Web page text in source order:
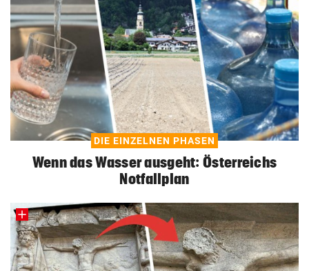
DIE EINZELNEN PHASEN
Wenn das Wasser ausgeht: Österreichs
Notfallplan